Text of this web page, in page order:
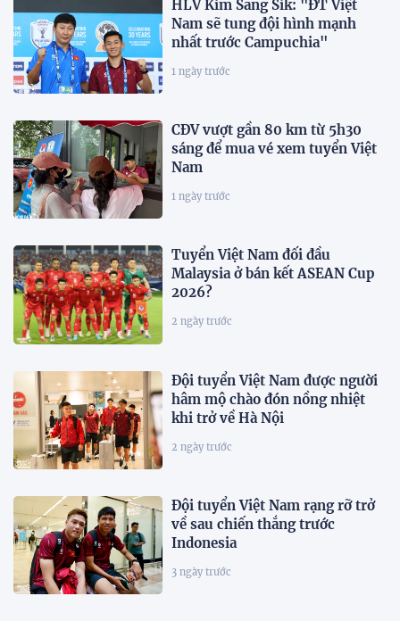
HLV Kim Sang Sik: "ĐT Việt
Nam sẽ tung đội hình mạnh
nhất trước Campuchia"
1 ngày trước
CĐV vượt gần 80 km từ 5h30
sáng để mua vé xem tuyển Việt
Nam
1 ngày trước
Tuyển Việt Nam đối đầu
Malaysia ở bán kết ASEAN Cup
2026?
2 ngày trước
Đội tuyển Việt Nam được người
hâm mộ chào đón nồng nhiệt
khi trở về Hà Nội
2 ngày trước
Đội tuyển Việt Nam rạng rỡ trở
về sau chiến thắng trước
Indonesia
3 ngày trước